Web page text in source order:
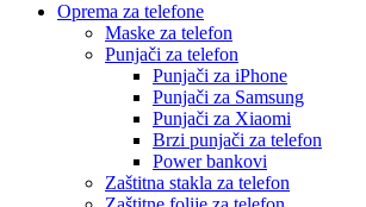
Oprema za telefone
Maske za telefon
Punjači za telefon
Punjači za iPhone
Punjači za Samsung
Punjači za Xiaomi
Brzi punjači za telefon
Power bankovi
Zaštitna stakla za telefon